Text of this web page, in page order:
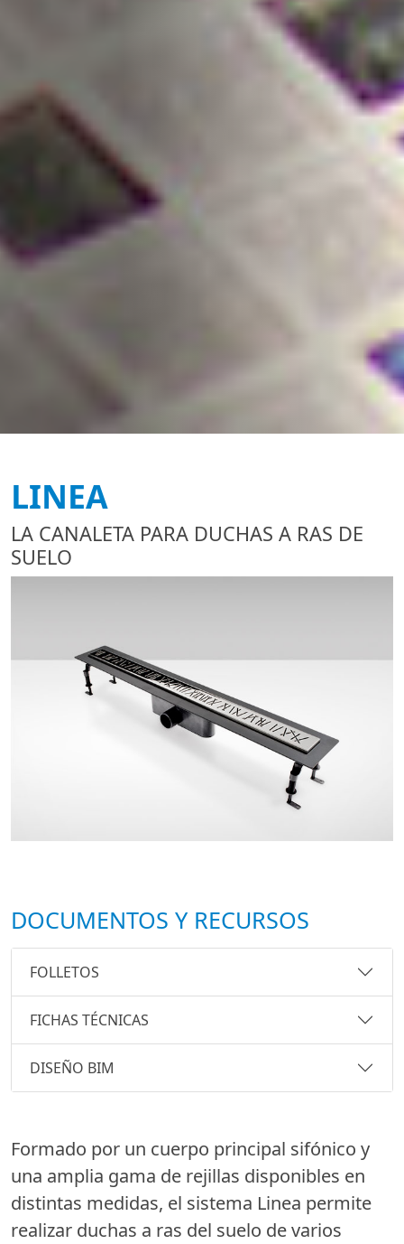
LINEA
LA CANALETA PARA DUCHAS A RAS DE
SUELO
DOCUMENTOS Y RECURSOS
FOLLETOS
FICHAS TÉCNICAS
DISEÑO BIM
Formado por un cuerpo principal sifónico y
una amplia gama de rejillas disponibles en
distintas medidas, el sistema Linea permite
realizar duchas a ras del suelo de varios